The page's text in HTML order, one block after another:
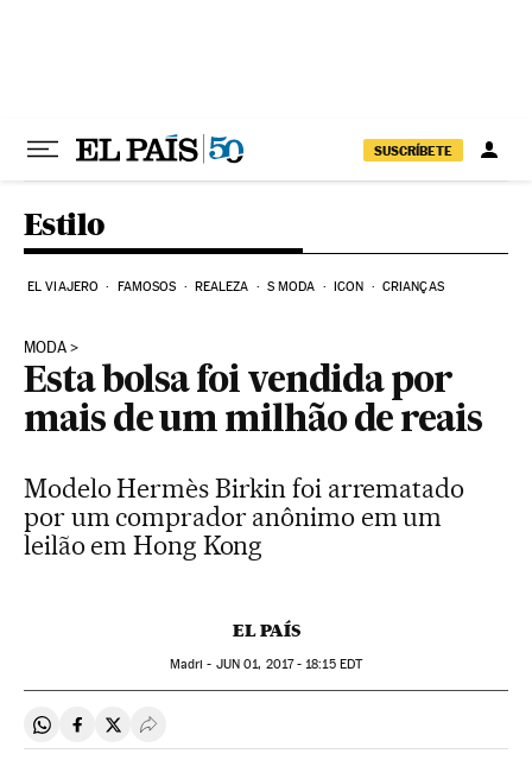
SUSCRÍBETE
Estilo
EL VIAJERO FAMOSOS REALEZA S MODA ICON CRIANÇAS
MODA
Esta bolsa foi vendida por
mais de um milhão de reais
Modelo Hermès Birkin foi arrematado
por um comprador anônimo em um
leilão em Hong Kong
EL PAÍS
Madri - JUN 01, 2017 - 18:15EDT
Compartir en Whatsapp
Compartir en Facebook
Compartir en Twitter
Desplegar Redes Sociales